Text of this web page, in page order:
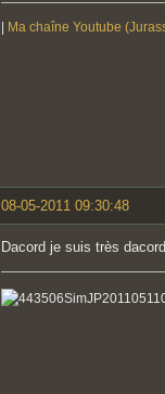
Ma chaîne Youtube
08-05-2011 09:30:48
Dacord je suis très